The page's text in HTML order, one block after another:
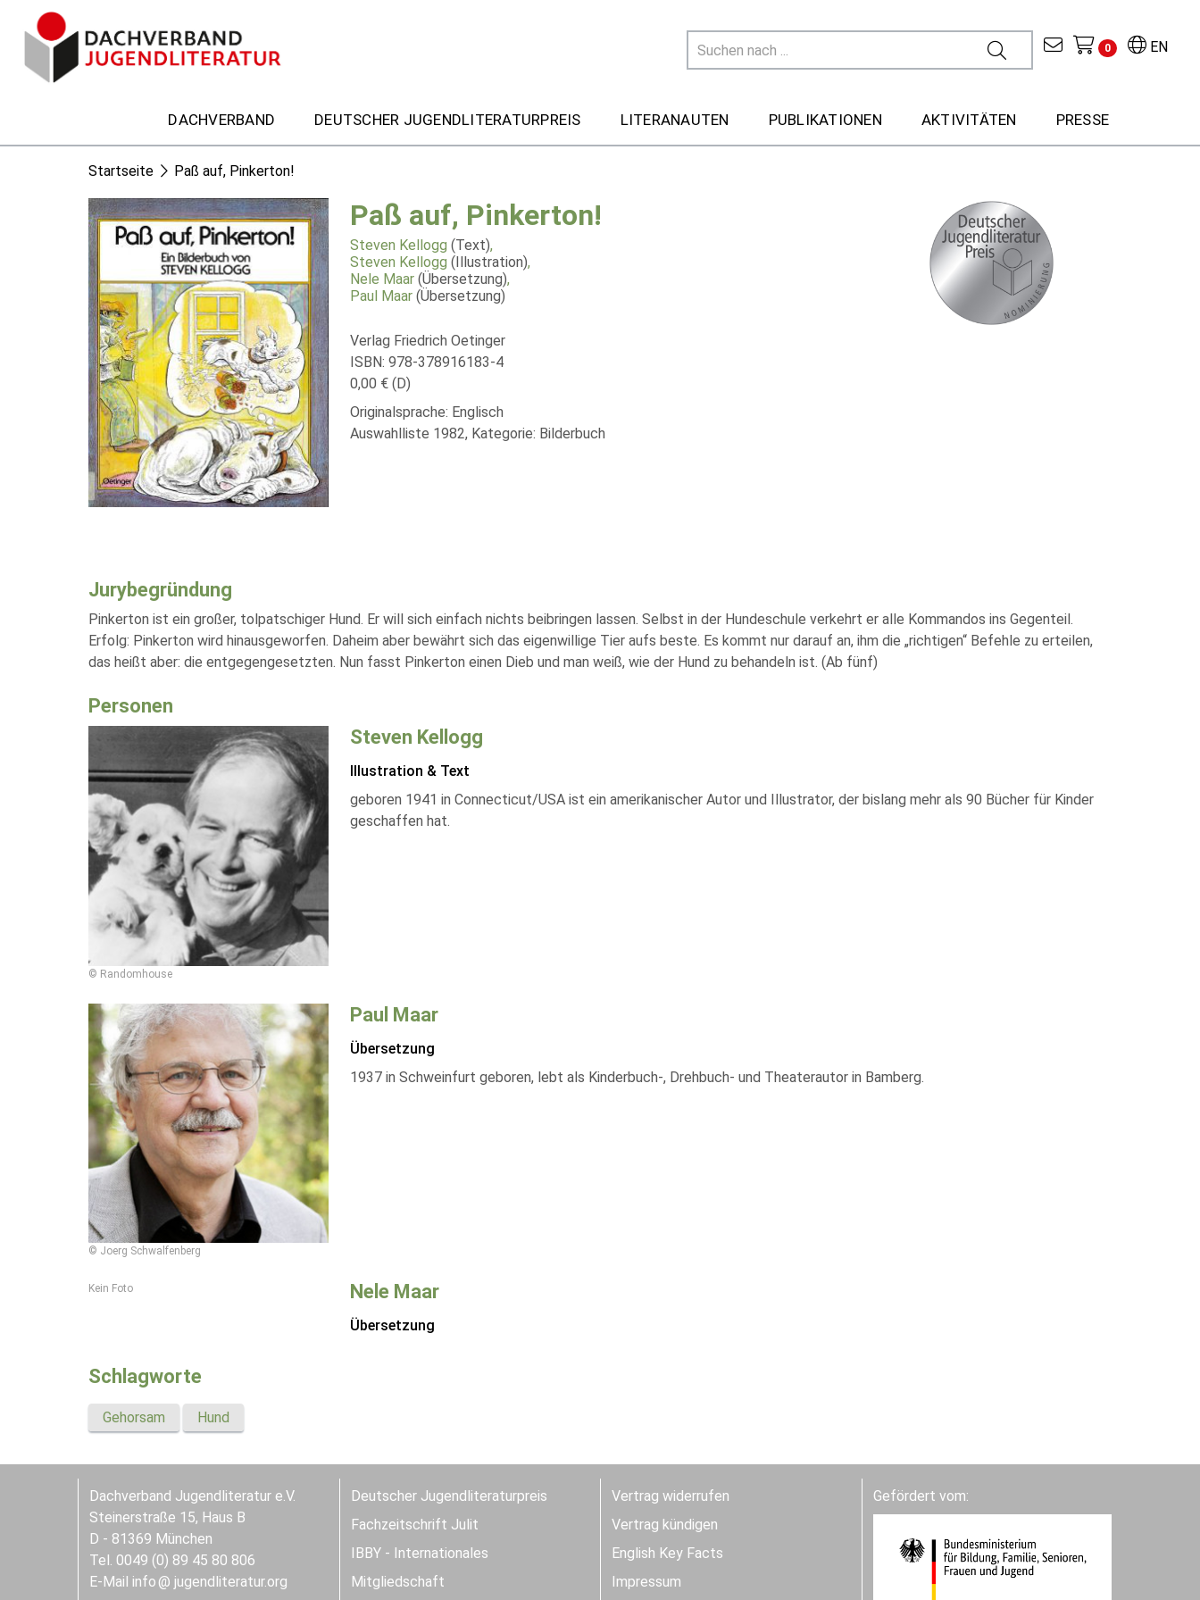
EN
0
DACHVERBAND DEUTSCHER JUGENDLITERATURPREIS LITERANAUTEN PUBLIKATIONEN AKTIVITÄTEN PRESSE
Startseite Paß auf, Pinkerton!
Paß auf, Pinkerton!
Steven Kellogg (Text),
Steven Kellogg (Illustration),
Nele Maar (Übersetzung),
Paul Maar (Übersetzung)
Verlag Friedrich Oetinger
ISBN: 978-378916183-4
0,00 € (D)
Originalsprache: Englisch
Auswahlliste 1982, Kategorie: Bilderbuch
Jurybegründung
Pinkerton ist ein großer, tolpatschiger Hund. Er will sich einfach nichts beibringen lassen. Selbst in der Hundeschule verkehrt er alle Kommandos ins Gegenteil.
Erfolg: Pinkerton wird hinausgeworfen. Daheim aber bewährt sich das eigenwillige Tier aufs beste. Es kommt nur darauf an, ihm die „richtigen“ Befehle zu erteilen,
das heißt aber: die entgegengesetzten. Nun fasst Pinkerton einen Dieb und man weiß, wie der Hund zu behandeln ist. (Ab fünf)
Personen
© Randomhouse
Steven Kellogg
Illustration & Text
geboren 1941 in Connecticut/USA ist ein amerikanischer Autor und Illustrator, der bislang mehr als 90 Bücher für Kinder
geschaffen hat.
© Joerg Schwalfenberg
Paul Maar
Übersetzung
1937 in Schweinfurt geboren, lebt als Kinderbuch-, Drehbuch- und Theaterautor in Bamberg.
Kein Foto Nele Maar
Übersetzung
Schlagworte
Gehorsam Hund
Dachverband Jugendliteratur e.V.
Steinerstraße 15, Haus B
D - 81369 München
Tel. 0049 (0) 89 45 80 806
E-Mail info jugendliteratur.org
Deutscher Jugendliteraturpreis
Fachzeitschrift Julit
IBBY - Internationales
Mitgliedschaft
Vertrag widerrufen
Vertrag kündigen
English Key Facts
Impressum
Gefördert vom: